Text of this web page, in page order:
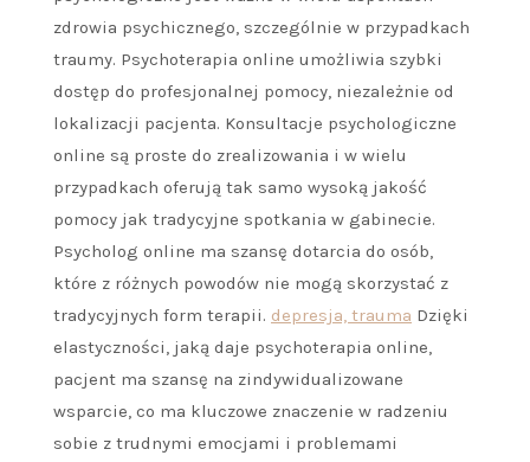
zdrowia psychicznego, szczególnie w przypadkach
traumy. Psychoterapia online umożliwia szybki
dostęp do profesjonalnej pomocy, niezależnie od
lokalizacji pacjenta. Konsultacje psychologiczne
online są proste do zrealizowania i w wielu
przypadkach oferują tak samo wysoką jakość
pomocy jak tradycyjne spotkania w gabinecie.
Psycholog online ma szansę dotarcia do osób,
które z różnych powodów nie mogą skorzystać z
tradycyjnych form terapii. depresja, trauma Dzięki
elastyczności, jaką daje psychoterapia online,
pacjent ma szansę na zindywidualizowane
wsparcie, co ma kluczowe znaczenie w radzeniu
sobie z trudnymi emocjami i problemami